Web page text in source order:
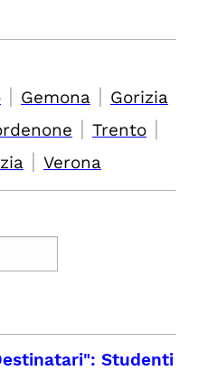
| Gemona | Gorizia
| Trento |
| Verona
Studenti